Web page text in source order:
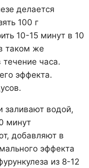
делается
100 г
10-15 минут в 10
таком же
течение часа.
эффекта.
заливают водой,
минут
добавляют в
эффекта
из 8-12